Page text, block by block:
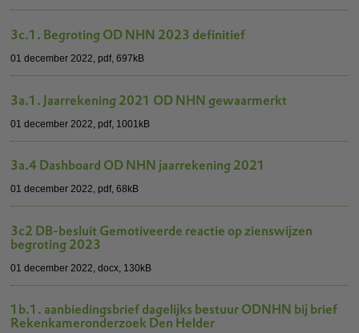
3c.1. Begroting OD NHN 2023 definitief
01 december 2022, pdf, 697kB
3a.1. Jaarrekening 2021 OD NHN gewaarmerkt
01 december 2022, pdf, 1001kB
3a.4 Dashboard OD NHN jaarrekening 2021
01 december 2022, pdf, 68kB
3c2 DB-besluit Gemotiveerde reactie op zienswijzen
begroting 2023
01 december 2022,docx , 130kB
1b.1. aanbiedingsbrief dagelijks bestuur ODNHN bij brief
Rekenkameronderzoek Den Helder